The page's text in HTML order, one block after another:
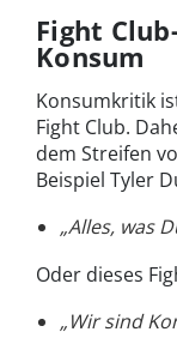
Fight
Konsum
Konsumkritik
Fight Club.
dem Streifen
Beispiel Tyler
„Alles, was
Oder dieses
„Wir sind